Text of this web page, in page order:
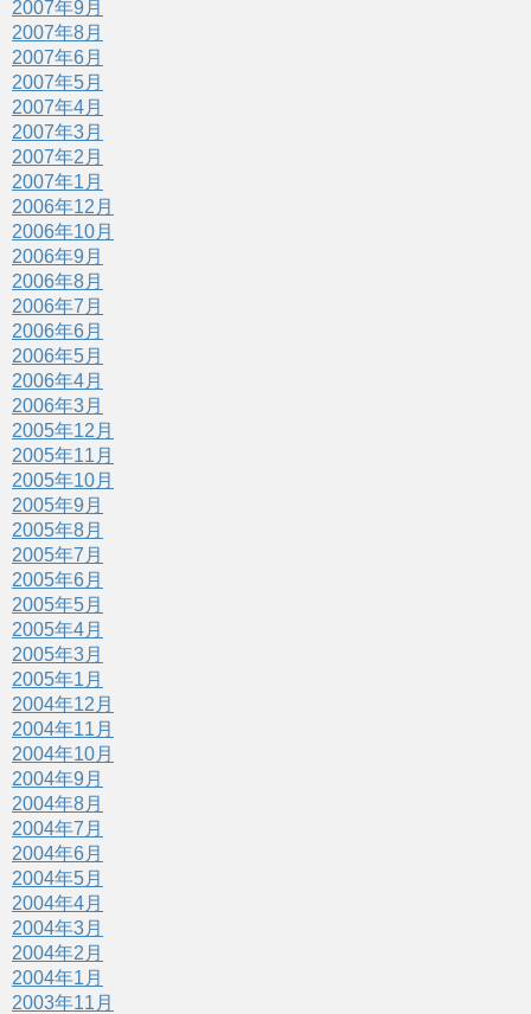
2007年9月
2007年8月
2007年6月
2007年5月
2007年4月
2007年3月
2007年2月
2007年1月
2006年12月
2006年10月
2006年9月
2006年8月
2006年7月
2006年6月
2006年5月
2006年4月
2006年3月
2005年12月
2005年11月
2005年10月
2005年9月
2005年8月
2005年7月
2005年6月
2005年5月
2005年4月
2005年3月
2005年1月
2004年12月
2004年11月
2004年10月
2004年9月
2004年8月
2004年7月
2004年6月
2004年5月
2004年4月
2004年3月
2004年2月
2004年1月
2003年11月